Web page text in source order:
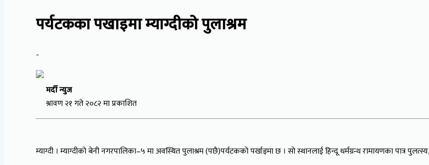
पर्यटकका पखाइमा म्याग्दीको पुलाश्रम
-
मर्दी न्युज
श्रावण २१ गते २०८२ मा प्रकाशित
म्याग्दी । म्याग्दीको बेनी नगरपालिका–५ मा अवस्थित पुलाश्रम (पछै)पर्यटकको पर्खाइमा छ । सो स्थानलाई हिन्दू धर्मग्रन्थ रामायणका पात्र